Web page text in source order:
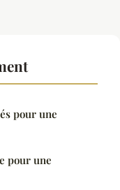
pour une
pour une